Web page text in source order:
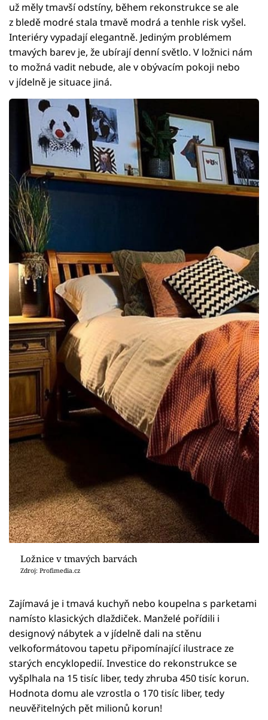
už měly tmavší odstíny, během rekonstrukce se ale
z bledě modré stala tmavě modrá a tenhle risk vyšel.
Interiéry vypadají elegantně. Jediným problémem
tmavých barev je, že ubírají denní světlo. V ložnici nám
to možná vadit nebude, ale v obývacím pokoji nebo
v jídelně je situace jiná.
Ložnice v tmavých barvách
Zdroj: Profimedia.cz
Zajímavá je i tmavá kuchyň nebo koupelna s parketami
namísto klasických dlaždiček. Manželé pořídili i
designový nábytek a v jídelně dali na stěnu
velkoformátovou tapetu připomínající ilustrace ze
starých encyklopedií. Investice do rekonstrukce se
vyšplhala na 15 tisíc liber, tedy zhruba 450 tisíc korun.
Hodnota domu ale vzrostla o 170 tisíc liber, tedy
neuvěřitelných pět milionů korun!